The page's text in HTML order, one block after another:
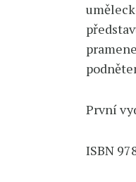
První
ISBN